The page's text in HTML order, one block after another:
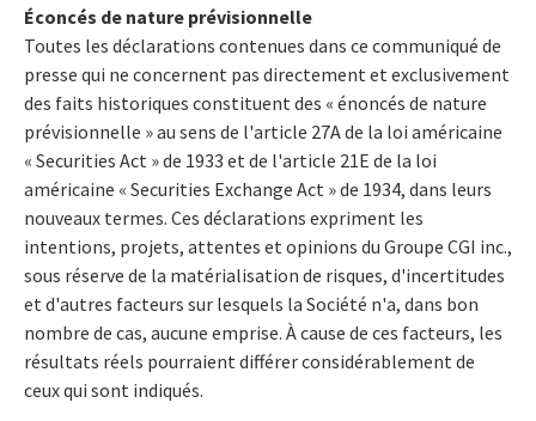
Éconcés de nature prévisionnelle
Toutes les déclarations contenues dans ce communiqué de
presse qui ne concernent pas directement et exclusivement
des faits historiques constituent des « énoncés de nature
prévisionnelle » au sens de l'article 27A de la loi américaine
« Securities Act » de 1933 et de l'article 21E de la loi
américaine « Securities Exchange Act » de 1934, dans leurs
nouveaux termes. Ces déclarations expriment les
intentions, projets, attentes et opinions du Groupe CGI inc.,
sous réserve de la matérialisation de risques, d'incertitudes
et d'autres facteurs sur lesquels la Société n'a, dans bon
nombre de cas, aucune emprise. À cause de ces facteurs, les
résultats réels pourraient différer considérablement de
ceux qui sont indiqués.